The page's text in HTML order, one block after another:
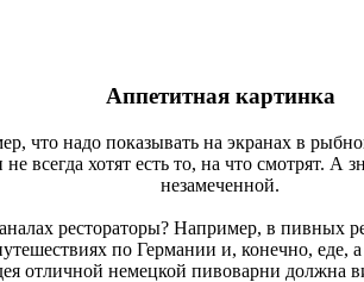
Аппетитная картинка
что надо показывать на экранах в
всегда хотят есть то, на что смотрят. А
незамеченной.
рестораторы? Например, в пивных
по Германии и, конечно, еде,
отличной немецкой пивоварни должна